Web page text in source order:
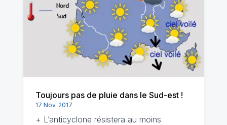
Toujours pas de pluie dans le Sud-est !
17 Nov. 2017
+ L’anticyclone résistera au moins